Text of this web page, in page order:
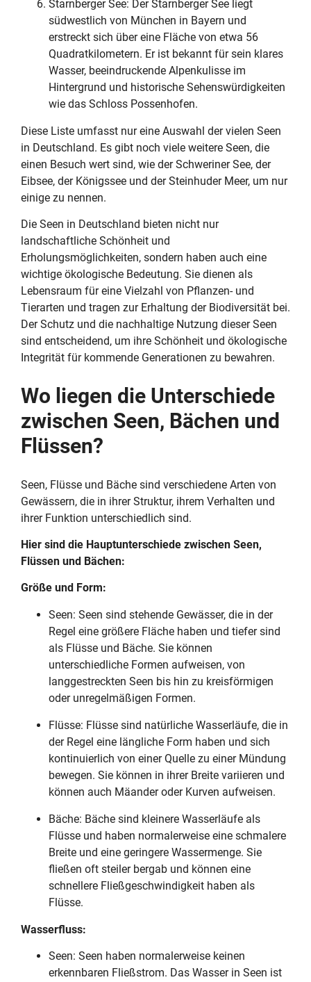
Starnberger See: Der Starnberger See liegt
südwestlich von München in Bayern und
erstreckt sich über eine Fläche von etwa 56
Quadratkilometern. Er ist bekannt für sein klares
Wasser, beeindruckende Alpenkulisse im
Hintergrund und historische Sehenswürdigkeiten
wie das Schloss Possenhofen.
Diese Liste umfasst nur eine Auswahl der vielen Seen
in Deutschland. Es gibt noch viele weitere Seen, die
einen Besuch wert sind, wie der Schweriner See, der
Eibsee, der Königssee und der Steinhuder Meer, um nur
einige zu nennen.
Die Seen in Deutschland bieten nicht nur
landschaftliche Schönheit und
Erholungsmöglichkeiten, sondern haben auch eine
wichtige ökologische Bedeutung. Sie dienen als
Lebensraum für eine Vielzahl von Pflanzen- und
Tierarten und tragen zur Erhaltung der Biodiversität bei.
Der Schutz und die nachhaltige Nutzung dieser Seen
sind entscheidend, um ihre Schönheit und ökologische
Integrität für kommende Generationen zu bewahren.
Wo liegen die Unterschiede
zwischen Seen, Bächen und
Flüssen?
Seen, Flüsse und Bäche sind verschiedene Arten von
Gewässern, die in ihrer Struktur, ihrem Verhalten und
ihrer Funktion unterschiedlich sind.
Hier sind die Hauptunterschiede zwischen Seen,
Flüssen und Bächen:
Größe und Form:
Seen: Seen sind stehende Gewässer, die in der
Regel eine größere Fläche haben und tiefer sind
als Flüsse und Bäche. Sie können
unterschiedliche Formen aufweisen, von
langgestreckten Seen bis hin zu kreisförmigen
oder unregelmäßigen Formen.
Flüsse: Flüsse sind natürliche Wasserläufe, die in
der Regel eine längliche Form haben und sich
kontinuierlich von einer Quelle zu einer Mündung
bewegen. Sie können in ihrer Breite variieren und
können auch Mäander oder Kurven aufweisen.
Bäche: Bäche sind kleinere Wasserläufe als
Flüsse und haben normalerweise eine schmalere
Breite und eine geringere Wassermenge. Sie
fließen oft steiler bergab und können eine
schnellere Fließgeschwindigkeit haben als
Flüsse.
Wasserfluss:
Seen: Seen haben normalerweise keinen
erkennbaren Fließstrom. Das Wasser in Seen ist